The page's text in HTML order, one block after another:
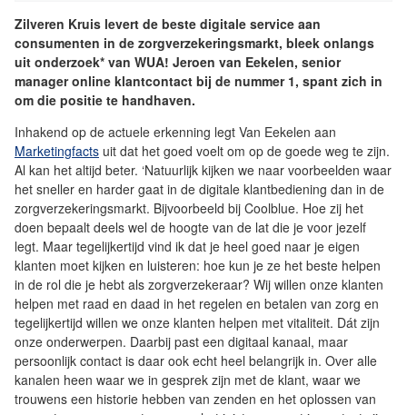
Zilveren Kruis levert de beste digitale service aan
consumenten in de zorgverzekeringsmarkt, bleek onlangs
uit onderzoek* van WUA! Jeroen van Eekelen, senior
manager online klantcontact bij de nummer 1, spant zich in
om die positie te handhaven.
Inhakend op de actuele erkenning legt Van Eekelen aan
Marketingfacts uit dat het goed voelt om op de goede weg te zijn.
Al kan het altijd beter. ‘Natuurlijk kijken we naar voorbeelden waar
het sneller en harder gaat in de digitale klantbediening dan in de
zorgverzekeringsmarkt. Bijvoorbeeld bij Coolblue. Hoe zij het
doen bepaalt deels wel de hoogte van de lat die je voor jezelf
legt. Maar tegelijkertijd vind ik dat je heel goed naar je eigen
klanten moet kijken en luisteren: hoe kun je ze het beste helpen
in de rol die je hebt als zorgverzekeraar? Wij willen onze klanten
helpen met raad en daad in het regelen en betalen van zorg en
tegelijkertijd willen we onze klanten helpen met vitaliteit. Dát zijn
onze onderwerpen. Daarbij past een digitaal kanaal, maar
persoonlijk contact is daar ook echt heel belangrijk in. Over alle
kanalen heen waar we in gesprek zijn met de klant, waar we
trouwens een historie hebben van zenden en het oplossen van